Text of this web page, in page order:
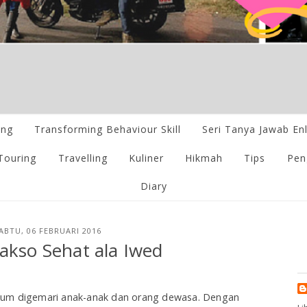
Transforming Behaviour Skill Seri Tanya Jawab
Travelling Kuliner Hikmah Tips
Diary
06 FEBRUARI 2016
Sehat ala Iwed
digemari anak-anak dan orang dewasa. Dengan